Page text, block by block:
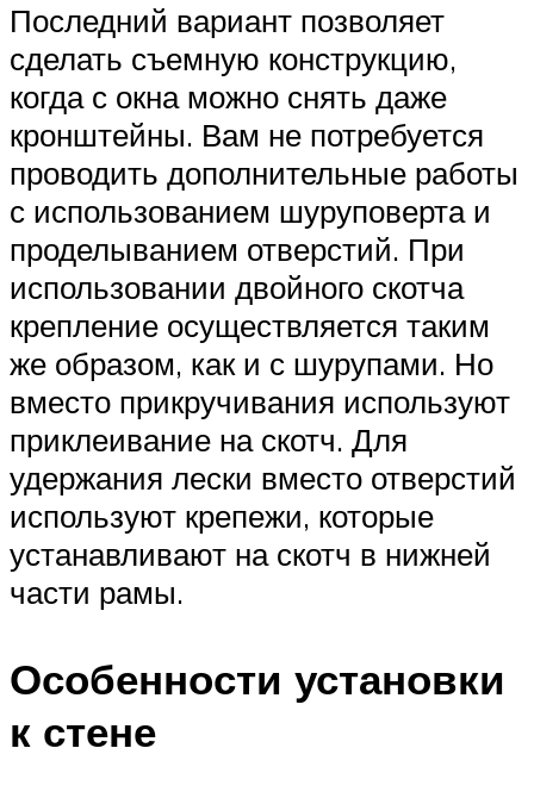
Последний вариант позволяет
сделать съемную конструкцию,
когда с окна можно снять даже
кронштейны. Вам не потребуется
проводить дополнительные работы
с использованием шуруповерта и
проделыванием отверстий. При
использовании двойного скотча
крепление осуществляется таким
же образом, как и с шурупами. Но
вместо прикручивания используют
приклеивание на скотч. Для
удержания лески вместо отверстий
используют крепежи, которые
устанавливают на скотч в нижней
части рамы.
Особенности установки
к стене